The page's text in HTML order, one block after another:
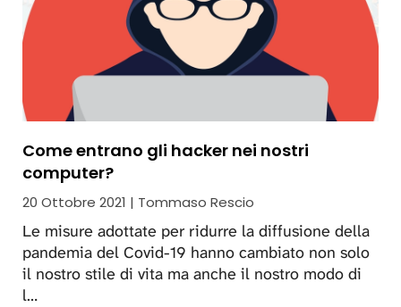
Come entrano gli hacker nei nostri
computer?
20 Ottobre 2021 | Tommaso Rescio
Le misure adottate per ridurre la diffusione della
pandemia del Covid-19 hanno cambiato non solo
il nostro stile di vita ma anche il nostro modo di
l…